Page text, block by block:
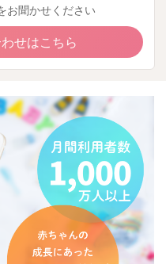
お聞かせください
せはこちら